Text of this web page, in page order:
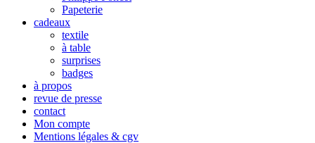
Papeterie
cadeaux
textile
à table
surprises
badges
à propos
revue de presse
contact
Mon compte
Mentions légales & cgv